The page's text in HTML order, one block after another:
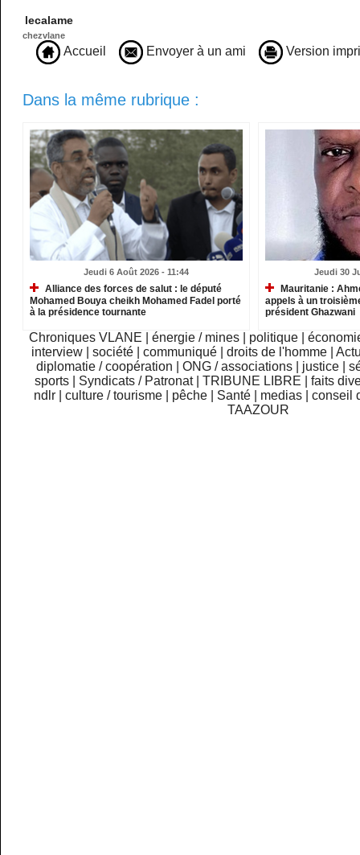
lecalame
chezvlane
Accueil Envoyer à un ami Version
Dans la même rubrique :
Jeudi 6 Août 2026 - 11:44
Alliance des forces de salut : le député
Mohamed Bouya cheikh Mohamed Fadel porté
à la présidence tournante
Jeudi 30
Mauritanie :
appels à un
président Ghazwani
Chroniques VLANE énergie / mines politique
interview
|société |communiqué |droits de l'homme |
diplomatie / coopération
ONG / associations justice
sports
Syndicats / Patronat TRIBUNE LIBRE
faits
ndlr
|culture / tourisme pêche Santé medias |conseil
TAAZOUR